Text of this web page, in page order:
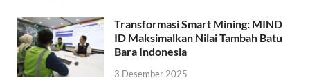
Transformasi Smart Mining: MIND
ID Maksimalkan Nilai Tambah Batu
Bara Indonesia
3 Desember 2025